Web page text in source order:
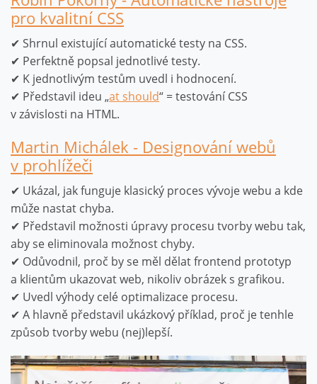
pro kvalitní CSS
✔ Shrnul existující automatické testy na CSS.
✔ Perfektně popsal jednotlivé testy.
✔ K jednotlivým testům uvedl i hodnocení.
✔ Představil ideu „at should“ = testování CSS
v závislosti na HTML.
Martin Michálek - Designování webů
v prohlížeči
✔ Ukázal, jak funguje klasický proces vývoje webu a kde
může nastat chyba.
✔ Představil možnosti úpravy procesu tvorby webu tak,
aby se eliminovala možnost chyby.
✔ Odůvodnil, proč by se měl dělat frontend prototyp
a klientům ukazovat web, nikoliv obrázek s grafikou.
✔ Uvedl výhody celé optimalizace procesu.
✔ A hlavně představil ukázkový příklad, proč je tenhle
způsob tvorby webu (nej)lepší.